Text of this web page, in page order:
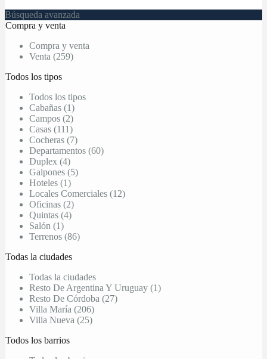
Búsqueda avanzada
Compra y venta
Compra y venta
Venta (259)
Todos los tipos
Todos los tipos
Cabañas (1)
Campos (2)
Casas (111)
Cocheras (7)
Departamentos (60)
Duplex (4)
Galpones (5)
Hoteles (1)
Locales Comerciales (12)
Oficinas (2)
Quintas (4)
Salón (1)
Terrenos (86)
Todas la ciudades
Todas la ciudades
Resto De Argentina Y Uruguay (1)
Resto De Córdoba (27)
Villa María (206)
Villa Nueva (25)
Todos los barrios